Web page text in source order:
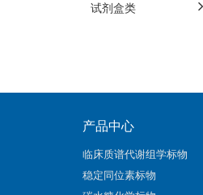
试剂盒类
产品中心
临床质谱代谢组学标物
稳定同位素标物